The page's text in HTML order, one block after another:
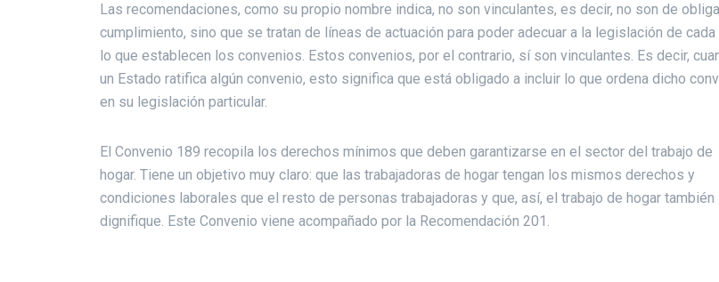
Las recomendaciones, como su propio nombre indica, no son vinculantes, es decir, no son de
cumplimiento, sino que se tratan de líneas de actuación para poder adecuar a la legislación de cada
lo que establecen los convenios. Estos convenios, por el contrario, sí son vinculantes. Es decir,
un Estado ratifica algún convenio, esto significa que está obligado a incluir lo que ordena dicho
en su legislación particular.
El Convenio 189 recopila los derechos mínimos que deben garantizarse en el sector del trabajo de
hogar. Tiene un objetivo muy claro: que las trabajadoras de hogar tengan los mismos derechos y
condiciones laborales que el resto de personas trabajadoras y que, así, el trabajo de hogar también
dignifique. Este Convenio viene acompañado por la Recomendación 201.